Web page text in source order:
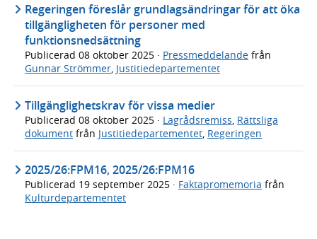
Regeringen föreslår grundlagsändringar för att öka
tillgängligheten för personer med
funktionsnedsättning
Publicerad 08 oktober 2025 · Pressmeddelande från
Gunnar Strömmer, Justitiedepartementet
Tillgänglighetskrav för vissa medier
Publicerad 08 oktober 2025 · Lagrådsremiss Rättsliga
dokument från Justitiedepartementet Regeringen
2025/26:FPM16, 2025/26:FPM16
Publicerad 19 september 2025 · Faktapromemoria från
Kulturdepartementet